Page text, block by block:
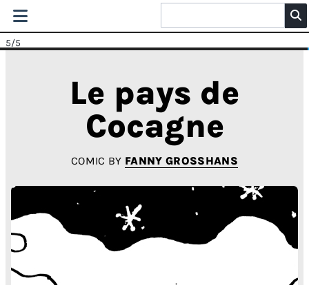
5/5
Le pays de
Cocagne
COMIC BY FANNY GROSSHANS